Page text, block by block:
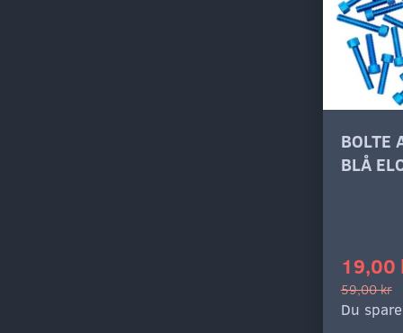
BOLTE
BLÅ
19,00
59,00 kr
Du